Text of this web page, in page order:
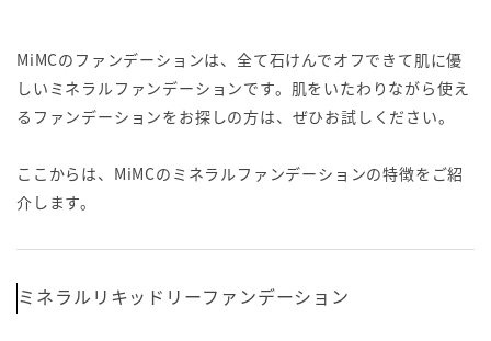
MiMCのファンデーションは、全て石けんでオフできて肌に優
しいミネラルファンデーションです。肌をいたわりながら使え
るファンデーションをお探しの方は、ぜひお試しください。
ここからは、MiMCのミネラルファンデーションの特徴をご紹
介します。
ミネラルリキッドリーファンデーション